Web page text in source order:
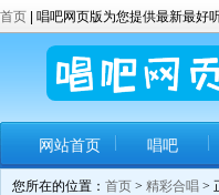
首页 | 唱吧网页版为您提供最新最
网站首页 唱吧
您所在的位置： 首页 > 精彩合唱 >